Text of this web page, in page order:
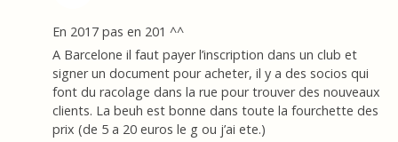
En 2017 pas en 201 ^^
A Barcelone il faut payer l’inscription dans un club et
signer un document pour acheter, il y a des socios qui
font du racolage dans la rue pour trouver des nouveaux
clients. La beuh est bonne dans toute la fourchette des
prix (de 5 a 20 euros le g ou j’ai ete.)